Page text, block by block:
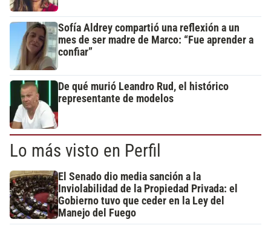
Sofía Aldrey compartió una reflexión a un
mes de ser madre de Marco: “Fue aprender a
confiar”
De qué murió Leandro Rud, el histórico
representante de modelos
Lo más visto en Perfil
El Senado dio media sanción a la
Inviolabilidad de la Propiedad Privada: el
Gobierno tuvo que ceder en la Ley del
Manejo del Fuego